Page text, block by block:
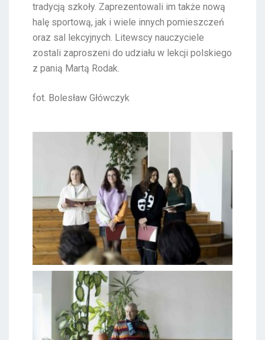
tradycją szkoły. Zaprezentowali im także nową
halę sportową, jak i wiele innych pomieszczeń
oraz sal lekcyjnych. Litewscy nauczyciele
zostali zaproszeni do udziału w lekcji polskiego
z panią Martą Rodak.
fot. Bolesław Główczyk